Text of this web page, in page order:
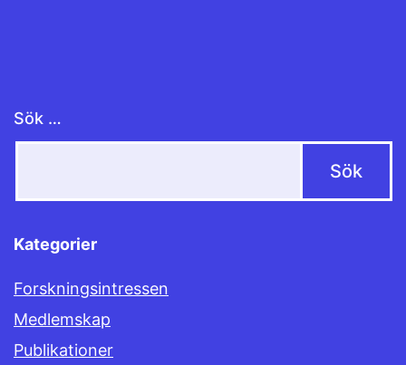
Sök …
Kategorier
Forskningsintressen
Medlemskap
Publikationer